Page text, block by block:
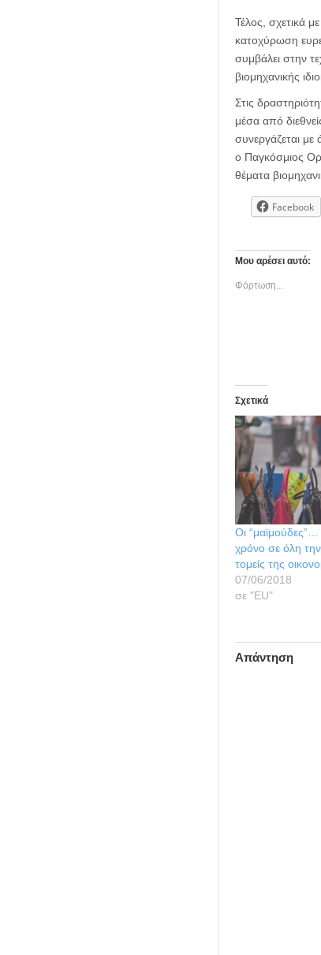
Τέλος, σχετικά
κατοχύρωση
συμβάλει στην
βιομηχανικής
Στις
μέσα από
συνεργάζεται
ο Παγκόσμιος
θέματα
Facebook
Μου αρέσει αυτό:
Φόρτωση...
Σχετικά
Οι
χρόνο σε όλη
τομείς της
07/06/2018
σε "ΕU"
Απάντηση